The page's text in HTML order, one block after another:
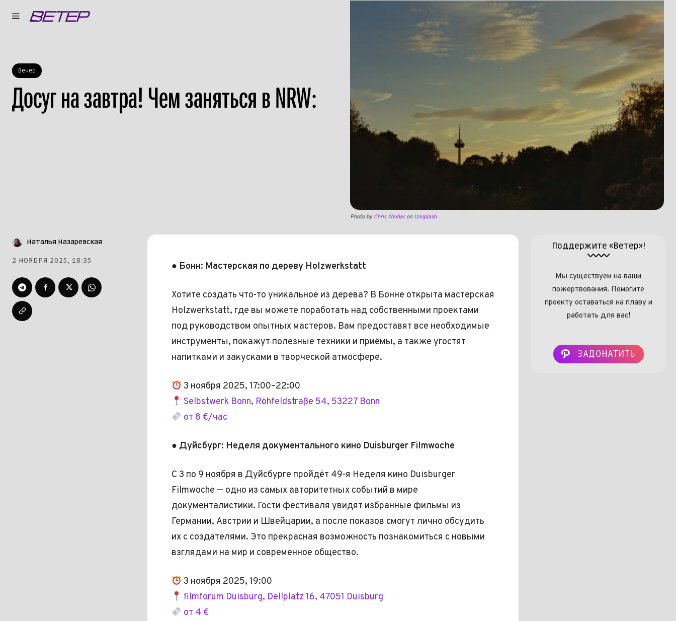
Вечер
Досуг на завтра! Чем заняться в NRW:
Photo by Chris Weiheron Unsplash
Наталья Назаревская
2 НОЯБРЯ 2025, 18:35
● Бонн: Мастерская по дереву Holzwerkstatt
Хотите создать что-то уникальное из дерева? В Бонне открыта мастерская
Holzwerkstatt, где вы можете поработать над собственными проектами
под руководством опытных мастеров. Вам предоставят все необходимые
инструменты, покажут полезные техники и приёмы, а также угостят
напитками и закусками в творческой атмосфере.
3 ноября 2025, 17:00–22:00
Selbstwerk Bonn, Röhfeldstraße 54, 53227 Bonn
от 8 €/час
● Дуйсбург: Неделя документального кино Duisburger Filmwoche
С 3 по 9 ноября в Дуйсбурге пройдёт 49-я Неделя кино Duisburger
Filmwoche — одно из самых авторитетных событий в мире
документалистики. Гости фестиваля увидят избранные фильмы из
Германии, Австрии и Швейцарии, а после показов смогут лично обсудить
их с создателями. Это прекрасная возможность познакомиться с новыми
взглядами на мир и современное общество.
3 ноября 2025, 19:00
filmforum Duisburg, Dellplatz 16, 47051 Duisburg
от 4 €
Поддержите «Ветер»!
Мы существуем на ваши
пожертвования. Помогите
проекту оставаться на плаву и
работать для вас!
ЗАДОНАТИТЬ